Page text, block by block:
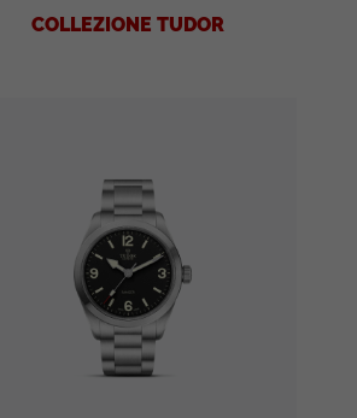
COLLEZIONE TUDOR